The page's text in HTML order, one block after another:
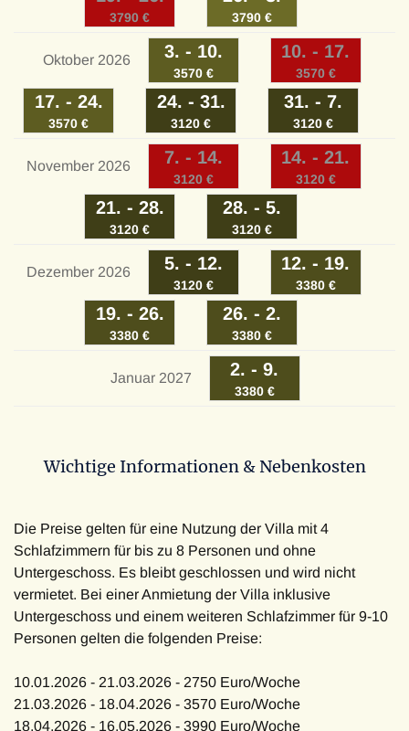
3790 €
reserviert
3790 €
Oktober 2026 3. - 10.
3570€
10. - 17.
3570€
Leider bereits
reserviert
17. - 24.
3570 €
24. - 31.
3120 €
31. - 7.
3120 €
November 2026 7. - 14.
3120€
Leider bereits
reserviert
14. - 21.
3120€
Leider bereits
reserviert
21. - 28.
3120 €
28. - 5.
3120 €
Dezember 2026 5. - 12.
3120€
12. - 19.
3380€
19. - 26.
3380 €
26. - 2.
3380 €
Januar 2027 2. - 9.
3380€
Wichtige Informationen & Nebenkosten
Die Preise gelten für eine Nutzung der Villa mit 4
Schlafzimmern für bis zu 8 Personen und ohne
Untergeschoss. Es bleibt geschlossen und wird nicht
vermietet. Bei einer Anmietung der Villa inklusive
Untergeschoss und einem weiteren Schlafzimmer für 9-10
Personen gelten die folgenden Preise:
10.01.2026 - 21.03.2026 - 2750 Euro/Woche
21.03.2026 - 18.04.2026 - 3570 Euro/Woche
18.04.2026 - 16.05.2026 - 3990 Euro/Woche